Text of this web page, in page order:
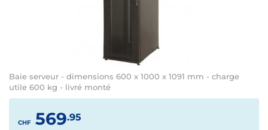
Baie serveur - dimensions 600 x 1000 x 1091 mm - charge
utile 600 kg - livré monté
CHF 569.95